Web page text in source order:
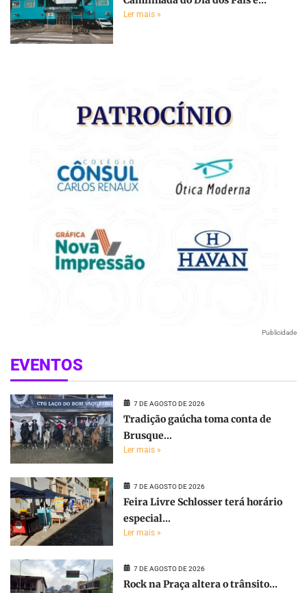
Ler mais »
Publicidade
EVENTOS
7 DE AGOSTO DE 2026
Tradição gaúcha toma conta de
Brusque...
Ler mais »
7 DE AGOSTO DE 2026
Feira Livre Schlosser terá horário
especial...
Ler mais »
7 DE AGOSTO DE 2026
Rock na Praça altera o trânsito...